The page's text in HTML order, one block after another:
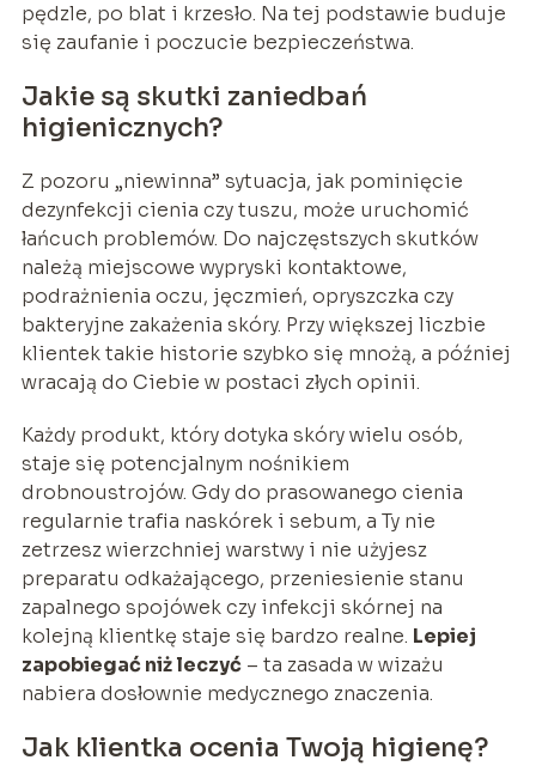
pędzle, po blat i krzesło. Na tej podstawie buduje
się zaufanie i poczucie bezpieczeństwa.
Jakie są skutki zaniedbań
higienicznych?
Z pozoru „niewinna” sytuacja, jak pominięcie
dezynfekcji cienia czy tuszu, może uruchomić
łańcuch problemów. Do najczęstszych skutków
należą miejscowe wypryski kontaktowe,
podrażnienia oczu, jęczmień, opryszczka czy
bakteryjne zakażenia skóry. Przy większej liczbie
klientek takie historie szybko się mnożą, a później
wracają do Ciebie w postaci złych opinii.
Każdy produkt, który dotyka skóry wielu osób,
staje się potencjalnym nośnikiem
drobnoustrojów. Gdy do prasowanego cienia
regularnie trafia naskórek i sebum, a Ty nie
zetrzesz wierzchniej warstwy i nie użyjesz
preparatu odkażającego, przeniesienie stanu
zapalnego spojówek czy infekcji skórnej na
kolejną klientkę staje się bardzo realne. Lepiej
zapobiegać niż leczyć– ta zasada w wizażu
nabiera dosłownie medycznego znaczenia.
Jak klientka ocenia Twoją higienę?